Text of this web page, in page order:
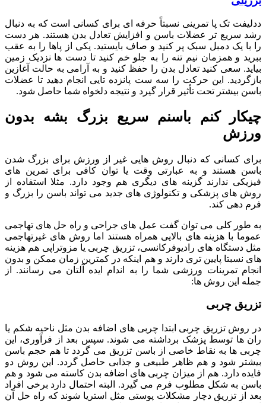
ددلیفت تک پا تمرینی نسبتاً حرفه ای برای کسانی است که به دنبال
رشد سریع تر عضلات باسن و افزایش تعادل بدن هستند. هر دست
را با یک دمبل سبک پر کنید و صاف بایستید. یکی از پاها را به عقب
ببرید و همزمان نیم تنه را به جلو خم کنید تا دست ها نزدیک زمین
بیاید. سعی کنید تعادل بدن را حفظ کنید و به آرامی به حالت آغازین
بازگردید. این حرکت را سه ست پانزده تایی انجام دهید تا عضلات
باسن بیشتر تحت تأثیر قرار گیرد و نتیجه دلخواه شما حاصل شود.
چیکار کنم باسنم سریع بزرگ بشه بدون
ورزش
برای کسانی که دنبال روش هایی غیر از ورزش برای بزرگ شدن
باسن هستند و به عبارتی وقت یا توان کافی برای تمرین های
فیزیکی ندارند گزینه های دیگری هم وجود دارد. مثلا استفاده از
روش های پزشکی و تکنولوژی های جدید می تواند باسن را بزرگ و
فرم دهی کند.
به طور کلی می توان گفت عمل های جراحی و راه حل های تهاجمی
عموما با هزینه های بالایی همراه هستند اما روش های غیرتهاجمی
مثل دستگاه های رادیوفرکانسی، تزریق چربی یا مزوتراپی هم هزینه
های نسبتا پایین تری دارند و هم اینکه در کمترین زمان ممکن و بدون
انجام تمرینات ورزشی شما را به اندام ایده آلتان می رسانند. از
جمله این روش ها:
تزریق چربی
در روش تزریق چربی ابتدا چربی های اضافه بدن مثل ناحیه شکم یا
ران ها توسط پزشک برداشته می شوند. سپس بعد از فرآوری، این
چربی ها به نقاط خاصی از باسن تزریق می گردد تا هم حجم باسن
بیشتر شود و هم ظاهر طبیعی و جذابی حاصل گردد. این روش دو
فایده دارد. هم از میزان چربی های اضافه بدن کاسته می شود و هم
باسن به شکل مطلوب فرم می گیرد. البته احتمال دارد برخی افراد
بعد از تزریق دچار مشکلات پوستی مثل استریا شوند که راه حل آن